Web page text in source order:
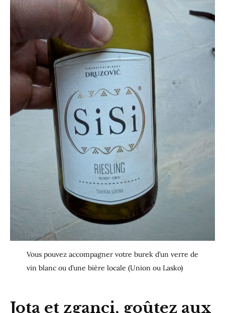
Vous pouvez accompagner votre burek d’un verre de
vin blanc ou d’une bière locale (Union ou Lasko)
Jota et zganci, goûtez aux